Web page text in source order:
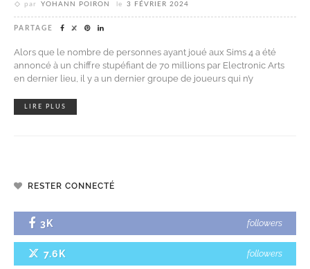
par YOHANN POIRON le 3 FÉVRIER 2024
PARTAGE
Alors que le nombre de personnes ayant joué aux Sims 4 a été
annoncé à un chiffre stupéfiant de 70 millions par Electronic Arts
en dernier lieu, il y a un dernier groupe de joueurs qui n’y
LIRE PLUS
RESTER CONNECTÉ
3K followers
7.6K followers